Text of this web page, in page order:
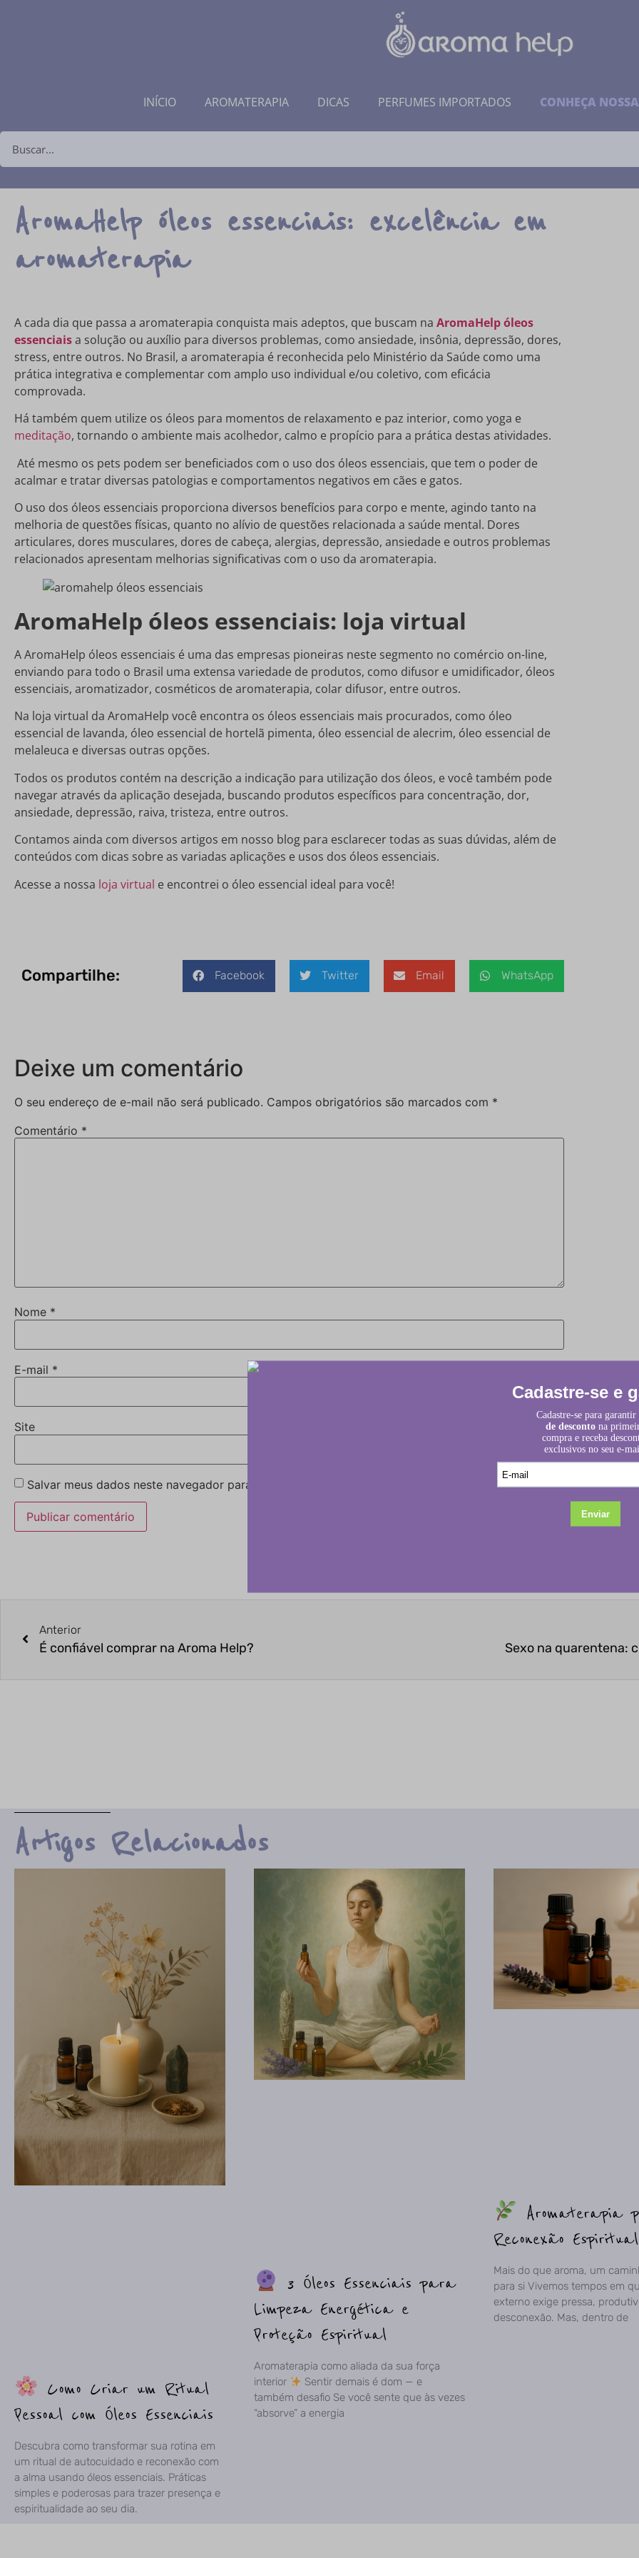
INÍCIO AROMATERAPIA DICAS PERFUMES IMPORTADOS CONHEÇA
AromaHelp óleos essenciais: excelência em
aromaterapia
A cada dia que passa a aromaterapia conquista mais adeptos, que buscam na AromaHelp óleos
essenciaisa solução ou auxílio para diversos problemas, como ansiedade, insônia, depressão, dores,
stress, entre outros. No Brasil, a aromaterapia é reconhecida pelo Ministério da Saúde como uma
prática integrativa e complementar com amplo uso individual e/ou coletivo, com eficácia
comprovada.
Há também quem utilize os óleos para momentos de relaxamento e paz interior, como yoga e
meditação, tornando o ambiente mais acolhedor, calmo e propício para a prática destas atividades.
Até mesmo os pets podem ser beneficiados com o uso dos óleos essenciais, que tem o poder de
acalmar e tratar diversas patologias e comportamentos negativos em cães e gatos.
O uso dos óleos essenciais proporciona diversos benefícios para corpo e mente, agindo tanto na
melhoria de questões físicas, quanto no alívio de questões relacionada a saúde mental. Dores
articulares, dores musculares, dores de cabeça, alergias, depressão, ansiedade e outros problemas
relacionados apresentam melhorias significativas com o uso da aromaterapia.
AromaHelp óleos essenciais: loja virtual
A AromaHelp óleos essenciais é uma das empresas pioneiras neste segmento no comércio on-line,
enviando para todo o Brasil uma extensa variedade de produtos, como difusor e umidificador, óleos
essenciais, aromatizador, cosméticos de aromaterapia, colar difusor, entre outros.
Na loja virtual da AromaHelp você encontra os óleos essenciais mais procurados, como óleo
essencial de lavanda, óleo essencial de hortelã pimenta, óleo essencial de alecrim, óleo essencial de
melaleuca e diversas outras opções.
Todos os produtos contém na descrição a indicação para utilização dos óleos, e você também pode
navegar através da aplicação desejada, buscando produtos específicos para concentração, dor,
ansiedade, depressão, raiva, tristeza, entre outros.
Contamos ainda com diversos artigos em nosso blog para esclarecer todas as suas dúvidas, além de
conteúdos com dicas sobre as variadas aplicações e usos dos óleos essenciais.
Acesse a nossa loja virtual e encontrei o óleo essencial ideal para você!
Compartilhe: Facebook Twitter Email WhatsApp
Deixe um comentário
O seu endereço de e-mail não será publicado. Campos obrigatórios são marcados com *
Comentário *
Nome *
E-mail *
Site
Salvar meus dados neste navegador para a próxima vez que eu comentar.
Anterior
É confiável comprar na Aroma Help? Sexo na quarentena:
Artigos Relacionados
Como Criar um Ritual
Pessoal com Óleos Essenciais
Descubra como transformar sua rotina em
um ritual de autocuidado e reconexão com
a alma usando óleos essenciais. Práticas
simples e poderosas para trazer presença e
espiritualidade ao seu dia.
3 Óleos Essenciais para
Limpeza Energética e
Proteção Espiritual
Aromaterapia como aliada da sua força
interior
Sentir demais é dom — e
também desafio Se você sente que às vezes
“absorve” a energia
Aromaterapia
Reconexão Espiritual
Mais do que aroma, um
para si Vivemos tempos em
externo exige pressa,
desconexão. Mas, dentro de